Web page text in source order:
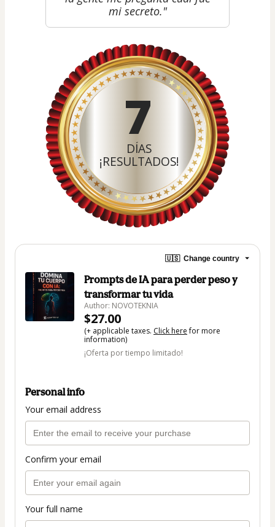
mi secreto."
7
DÍAS
¡RESULTADOS!
🇺🇸 Change country
Prompts de IA para perder peso y
transformar tu vida
Author: NOVOTEKNIA
$27.00
(+ applicable taxes. Click herefor more
information)
¡Oferta por tiempo limitado!
Personal info
Your email address
Confirm your email
Your full name